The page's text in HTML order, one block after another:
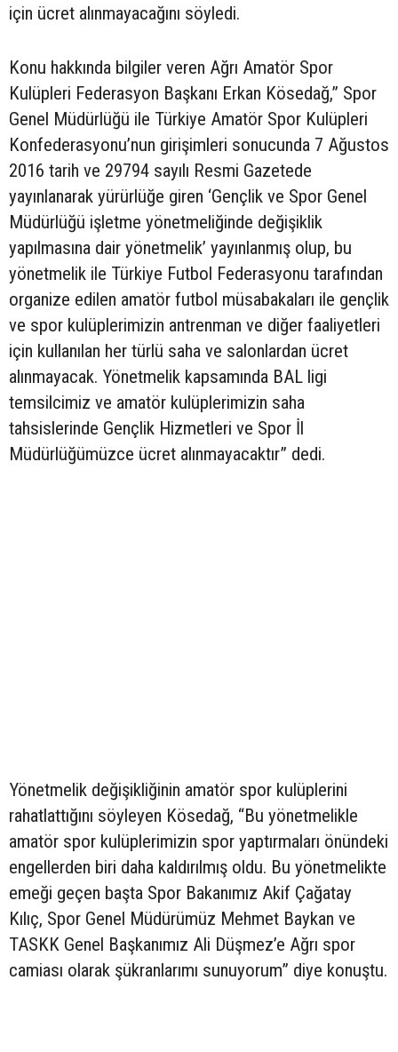
için ücret alınmayacağını söyledi.
Konu hakkında bilgiler veren Ağrı Amatör Spor
Kulüpleri Federasyon Başkanı Erkan Kösedağ,” Spor
Genel Müdürlüğü ile Türkiye Amatör Spor Kulüpleri
Konfederasyonu’nun girişimleri sonucunda 7 Ağustos
2016 tarih ve 29794 sayılı Resmi Gazetede
yayınlanarak yürürlüğe giren ‘Gençlik ve Spor Genel
Müdürlüğü işletme yönetmeliğinde değişiklik
yapılmasına dair yönetmelik’ yayınlanmış olup, bu
yönetmelik ile Türkiye Futbol Federasyonu tarafından
organize edilen amatör futbol müsabakaları ile gençlik
ve spor kulüplerimizin antrenman ve diğer faaliyetleri
için kullanılan her türlü saha ve salonlardan ücret
alınmayacak. Yönetmelik kapsamında BAL ligi
temsilcimiz ve amatör kulüplerimizin saha
tahsislerinde Gençlik Hizmetleri ve Spor İl
Müdürlüğümüzce ücret alınmayacaktır” dedi.
Yönetmelik değişikliğinin amatör spor kulüplerini
rahatlattığını söyleyen Kösedağ, “Bu yönetmelikle
amatör spor kulüplerimizin spor yaptırmaları önündeki
engellerden biri daha kaldırılmış oldu. Bu yönetmelikte
emeği geçen başta Spor Bakanımız Akif Çağatay
Kılıç, Spor Genel Müdürümüz Mehmet Baykan ve
TASKK Genel Başkanımız Ali Düşmez’e Ağrı spor
camiası olarak şükranlarımı sunuyorum” diye konuştu.